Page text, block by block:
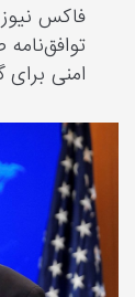
فاکس
امنی برای